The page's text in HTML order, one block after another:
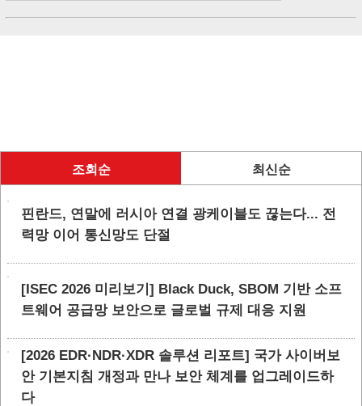
조회순 최신순
핀란드, 연말에 러시아 연결 광케이블도 끊는다... 전
력망 이어 통신망도 단절
[ISEC 2026 미리보기] Black Duck, SBOM 기반 소프
트웨어 공급망 보안으로 글로벌 규제 대응 지원
[2026 EDR·NDR·XDR 솔루션 리포트] 국가 사이버보
안 기본지침 개정과 만나 보안 체계를 업그레이드하
다